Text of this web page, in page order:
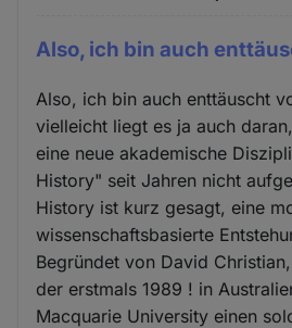
Also, ich bin auch
Also, ich bin auch enttäuscht
vielleicht liegt es ja auch
eine neue akademische
History" seit Jahren nicht
History ist kurz gesagt, eine
wissenschaftsbasierte
Begründet von David
der erstmals 1989 ! in
Macquarie University einen